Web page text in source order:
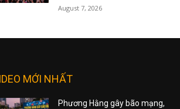
August 7, 2026
MỚI NHẤT
Phương Hằng gây bão mạng,